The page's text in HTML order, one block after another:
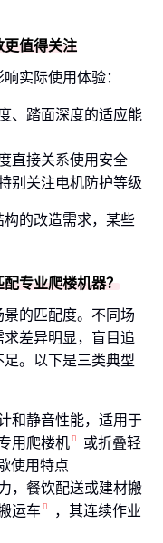
更值得关注
实际使用体验：
、踏面深度的适应能
直接关系使用安全
别关注电机防护等级
的改造需求，某些
专业爬楼机器？
的匹配度。不同场
差异明显，盲目追
。以下是三类典型
和静音性能，适用于
用爬楼机 或折叠轻
使用特点
，餐饮配送或建材搬
运车
，其连续作业